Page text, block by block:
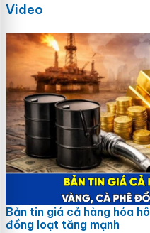
Video
Bản tin giá cả hàng hóa
đồng loạt tăng mạnh